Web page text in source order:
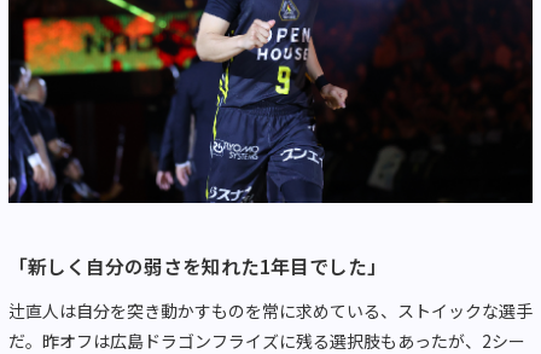
「新しく自分の弱さを知れた1年目でした」
辻直人は自分を突き動かすものを常に求めている、ストイックな選手
だ。昨オフは広島ドラゴンフライズに残る選択肢もあったが、2シー